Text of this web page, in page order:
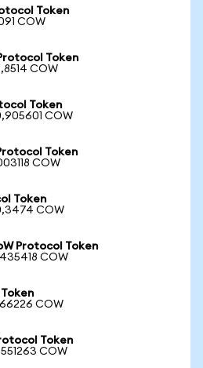
Token
COW
Token
COW
Token
COW
Token
COW
Token
COW
Protocol Token
COW
COW
Token
COW